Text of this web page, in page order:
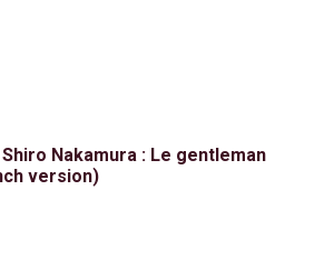
Nakamura : Le gentleman
version)